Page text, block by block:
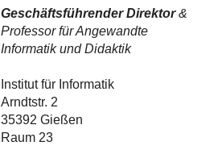
Geschäftsführender Direktor&
Professor für Angewandte
Informatik und Didaktik
Institut für Informatik
Arndtstr. 2
35392 Gießen
Raum 23